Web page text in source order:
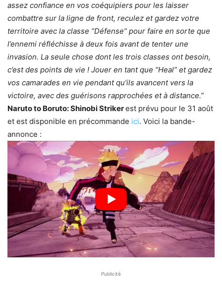
assez confiance en vos coéquipiers pour les laisser
combattre sur la ligne de front, reculez et gardez votre
territoire avec la classe “Défense” pour faire en sorte que
l’ennemi réfléchisse à deux fois avant de tenter une
invasion. La seule chose dont les trois classes ont besoin,
c’est des points de vie ! Jouer en tant que “Heal” et gardez
vos camarades en vie pendant qu’ils avancent vers la
victoire, avec des guérisons rapprochées et à distance.”
Naruto to Boruto: Shinobi Strikerest prévu pour le 31 août
et est disponible en précommande ici. Voici la bande-
annonce :
Publicité